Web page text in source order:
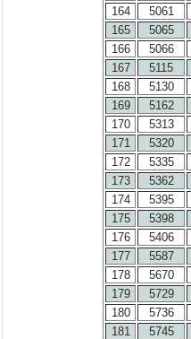
164
5061
165
5065
166
5066
167
5115
168
5130
169
5162
170
5313
171
5320
172
5335
173
5362
174
5395
175
5398
176
5406
177
5587
178
5670
179
5729
180
5736
181
5745